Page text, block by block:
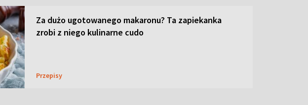
Za dużo ugotowanego makaronu? Ta zapiekanka
zrobi z niego kulinarne cudo
Przepisy